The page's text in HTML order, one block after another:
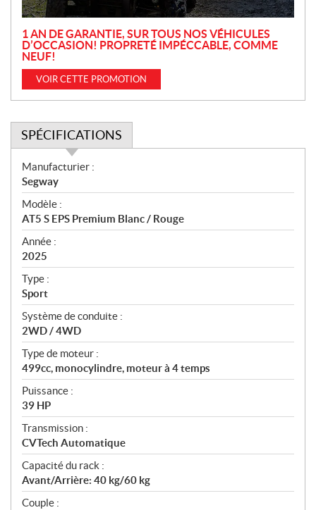
1 AN DE GARANTIE, SUR TOUS NOS VÉHICULES
D’OCCASION! PROPRETÉ IMPÉCCABLE, COMME
NEUF!
VOIR CETTE PROMOTION
SPÉCIFICATIONS
S
p
é
c
i
f
i
c
a
t
i
o
n
s
Manufacturier :
Segway
Modèle :
AT5 S EPS Premium Blanc / Rouge
Année :
2025
Type :
Sport
Système de conduite :
2WD / 4WD
Type de moteur :
499cc, monocylindre, moteur à 4 temps
Puissance :
39 HP
Transmission :
CVTech Automatique
Capacité du rack :
Avant/Arrière: 40 kg/60 kg
Couple :